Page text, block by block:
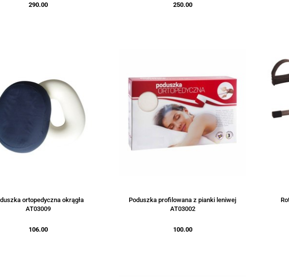
290.00 250.00
ortopedyczna okrągła
AT03009
106.00
Poduszka profilowana z pianki leniwej
AT03002
100.00